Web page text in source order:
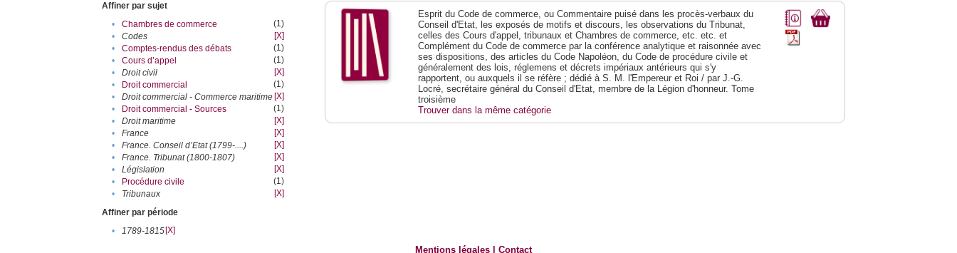
Affiner par sujet
•
Chambres de commerce
(1)
•
Codes
[X]
•
Comptes-rendus des débats
(1)
•
Cours d’appel
(1)
•
Droit civil
[X]
•
Droit commercial
(1)
•
Droit commercial - Commerce maritime [X]
•
Droit commercial - Sources
(1)
•
Droit maritime
[X]
•
France
[X]
•
France. Conseil d’Etat (1799-....)
[X]
•
France. Tribunat (1800-1807)
[X]
•
Législation
[X]
•
Procédure civile
(1)
•
Tribunaux
[X]
Affiner par période
•
1789-1815[X]
Esprit du Code de commerce, ou Commentaire puisé dans les procès-verbaux du
Conseil d'Etat, les exposés de motifs et discours, les observations du Tribunat,
celles des Cours d'appel, tribunaux et Chambres de commerce, etc. etc. et
Complément du Code de commerce par la conférence analytique et raisonnée avec
ses dispositions, des articles du Code Napoléon, du Code de procédure civile et
généralement des lois, réglemens et décrets impériaux antérieurs qui s'y
rapportent, ou auxquels il se réfère ; dédié à S. M. l'Empereur et Roi / par J.-G.
Locré, secrétaire général du Conseil d'Etat, membre de la Légion d'honneur. Tome
troisième
Trouver dans la même catégorie
Mentions légales |Contact